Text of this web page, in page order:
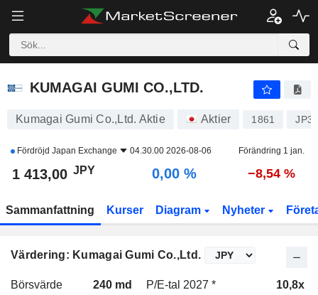
KUMAGAI GUMI CO.,LTD.
KUMAGAI GUMI CO.,LTD.
Kumagai Gumi Co.,Ltd. Aktie Aktier 1861
Fördröjd Japan Exchange 04.30.00 2026-08-06 Förändring 1 jan.
1 413,00 JPY 0,00 % −8,54 %
Sammanfattning Kurser Diagram Nyheter
Värdering: Kumagai Gumi Co.,Ltd.
Börsvärde 240 md P/E-tal 2027 *
10,8x